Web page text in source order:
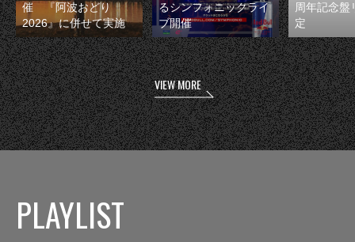
催 『阿波おどり
2026』に併せて実施
るシンフォニックライ
ブ開催
周年記念盤
定
VIEW MORE
PLAYLIST